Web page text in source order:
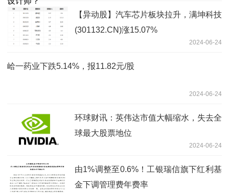
【异动股】汽车芯片板块拉升，满坤科技
(301132.CN)涨15.07%
2024-06-24
峆一药业下跌5.14%，报11.82元/股
2024-06-24
环球财讯：英伟达市值大幅缩水，失去全
球最大股票地位
2024-06-24
由1%调整至0.6%！工银瑞信旗下红利基
金下调管理费年费率